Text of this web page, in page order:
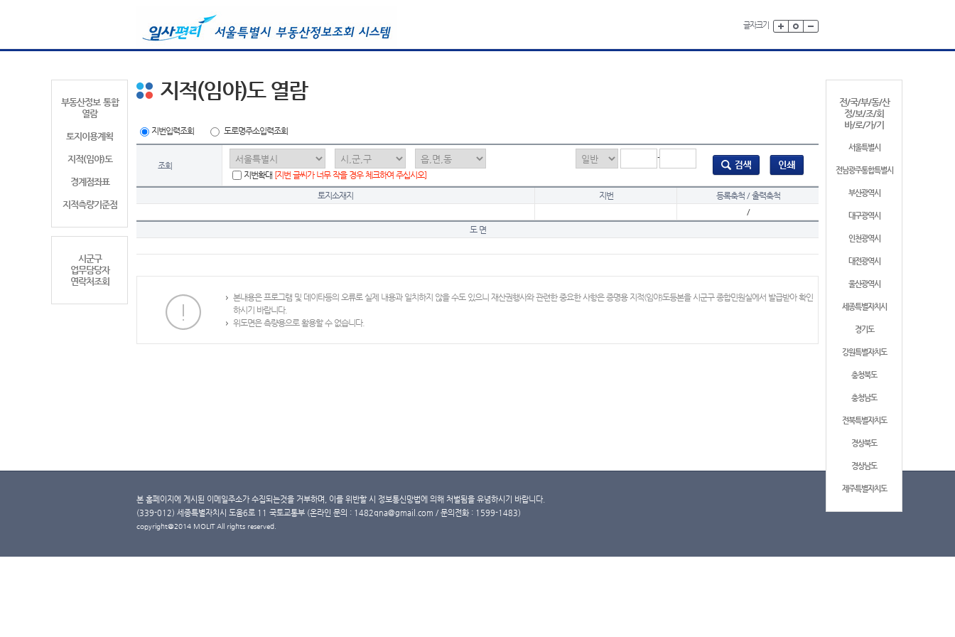
글자크기
부동산정보 통합
열람
토지이용계획
지적(임야)도
경계점좌표
지적측량기준점
시군구
업무담당자
연락처조회
전/국/부/동/산
정/보/조/회
바/로/가/기
서울특별시
전남광주통합특별시
부산광역시
대구광역시
인천광역시
대전광역시
울산광역시
세종특별자치시
경기도
강원특별자치도
충청북도
충청남도
전북특별자치도
경상북도
경상남도
제주특별자치도
지적(임야)도 열람
지번입력조회 도로명주소입력조회
조회
-
지번확대 [지번 글씨가 너무 작을 경우 체크하여 주십시오]
토지소재지 지번
등록축척 / 출력축척
/
도 면
본내용은 프로그램 및 데이타등의 오류로 실제 내용과 일치하지 않을 수도 있으니 재산권행사와 관련한 중요한 사항은 증명용 지적(임야)도등본을 시군구 종합민원실에서 발급받아 확인
하시기 바랍니다.
위도면은 측량용으로 활용할 수 없습니다.
본 홈페이지에 게시된 이메일주소가 수집되는것을 거부하며, 이를 위반할 시 정보통신망법에 의해 처벌됨을 유념하시기 바랍니다.
(339-012) 세종특별자치시 도움6로 11 국토교통부 (온라인 문의 : 1482qna@gmail.com / 문의전화 : 1599-1483)
copyright@2014 MOLIT All rights reserved.